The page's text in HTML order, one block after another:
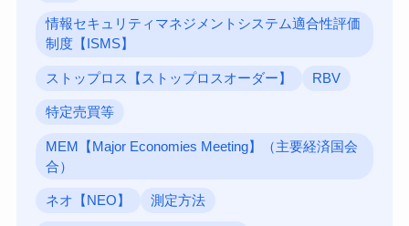
情報セキュリティマネジメントシステム適合性評価
制度【ISMS】
ストップロス【ストップロスオーダー】 RBV
特定売買等
MEM【Major Economies Meeting】（主要経済国会
合）
ネオ【NEO】 測定方法